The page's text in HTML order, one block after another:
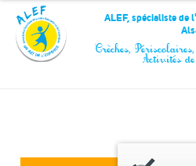
Panneau de gestion des cookies
ALEF, spécialiste de
Crèches,
Activités de